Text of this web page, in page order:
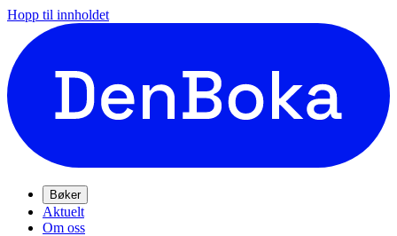
Hopp til innholdet
Bøker
Aktuelt
Om oss